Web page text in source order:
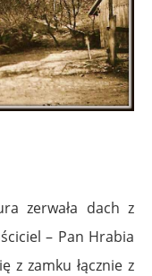
zerwała dach z
– Pan Hrabia
z zamku łącznie z